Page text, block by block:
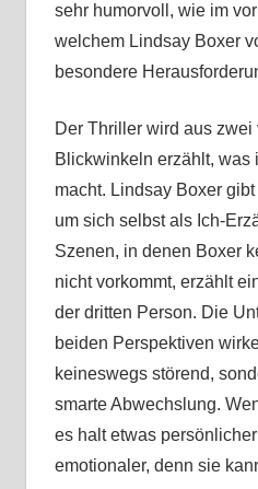
sehr humorvoll, wie im
welchem Lindsay Boxer
besondere
Der Thriller wird aus
Blickwinkeln erzählt, was
macht. Lindsay Boxer
um sich selbst als Ich-
Szenen, in denen Boxer
nicht vorkommt, erzählt
der dritten Person. Die
beiden Perspektiven
keineswegs störend,
smarte Abwechslung.
es halt etwas
emotionaler, denn sie